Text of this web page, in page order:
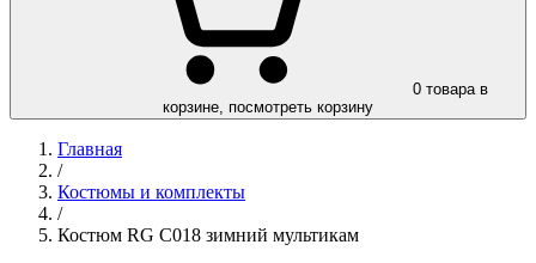
0 товара в
корзине, посмотреть корзину
Главная
/
Костюмы и комплекты
/
Костюм RG C018 зимний мультикам